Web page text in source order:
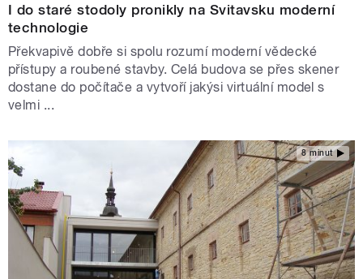
I do staré stodoly pronikly na Svitavsku moderní
technologie
Překvapivě dobře si spolu rozumí moderní vědecké
přístupy a roubené stavby. Celá budova se přes skener
dostane do počítače a vytvoří jakýsi virtuální model s
velmi ...
8 minut